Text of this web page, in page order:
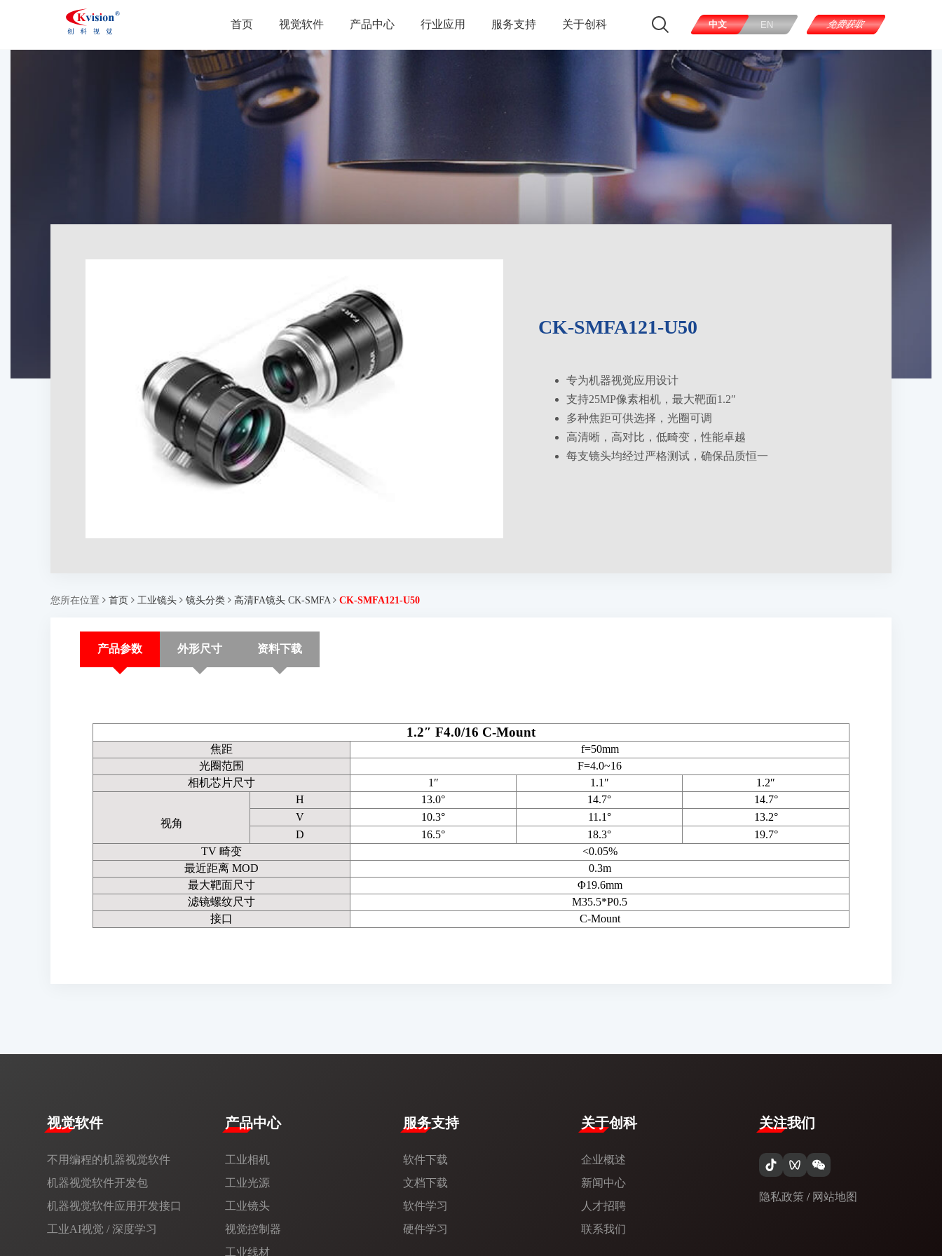
首页 视觉软件 产品中心 行业应用 服务支持 关于创科 中文 EN 免费获取
CK-SMFA121-U50
专为机器视觉应用设计
支持25MP像素相机，最大靶面1.2″
多种焦距可供选择，光圈可调
高清晰，高对比，低畸变，性能卓越
每支镜头均经过严格测试，确保品质恒一
您所在位置 首页 工业镜头 镜头分类 高清FA镜头 CK-SMFA CK-SMFA121-U50
产品参数 外形尺寸 资料下载
1.2″ F4.0/16 C-Mount
焦距
f=50mm
光圈范围
F=4.0~16
相机芯片尺寸
1″ 1.1″ 1.2″
视角
H 13.0° 14.7°
14.7°
V
10.3° 11.1°
13.2°
D
16.5° 18.3°
19.7°
TV 畸变
<0.05%
最近距离 MOD
0.3m
最大靶面尺寸
Φ19.6mm
滤镜螺纹尺寸
M35.5*P0.5
接口
C-Mount
视觉软件
不用编程的机器视觉软件
机器视觉软件开发包
机器视觉软件应用开发接口
工业AI视觉 / 深度学习
产品中心
工业相机
工业光源
工业镜头
视觉控制器
工业线材
服务支持
软件下载
文档下载
软件学习
硬件学习
​关于创科​
企业概述
新闻中心​
人才招聘
联系我们
关注我们
隐私政策 / 网站地图